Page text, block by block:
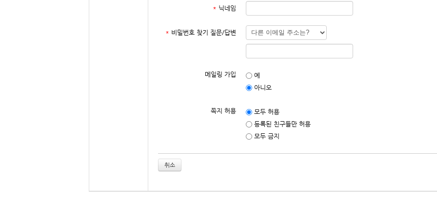
약관의 해석
①회사는 서비스운영을 위해 별도의 운영정책을 마련하여 운영할 수 있으며, 회사는 서비스에 운영정책
②본 약관에서 정하지 아니한 사항이나 해석에 대해서는 별도의 운영정책, 관계법령 또는 상관례에 따릅
이용계약 체결
①이용계약은 "회원"이 되고자 하는 자(이하 "가입신청자")가 약관의 내용에 대하여 동의를 한 다음 회
②"회사"는 "가입신청자"의 신청에 대하여 "서비스" 이용을 승낙함을 원칙으로 합니다. 다만, "회사"는
2.실명이 아니거나 타인의 명의를 이용한 경우
4.이용자의 귀책사유로 인하여 승인이 불가능하거나 기타 규정한 제반 사항을 위반하며 신청하는 경우
③제1항에 따른 신청에 있어 "회사"는 "회원"의 종류에 따라 전문기관을 통한 실명확인 및 본인인증을
④"회사"는 서비스관련설비의 여유가 없거나, 기술상 또는 업무상 문제가 있는 경우에는 승낙을 유보할
⑥이용계약의 성립 시기는 "회사"가 가입완료를 신청절차 상에서 표시한 시점으로 합니다.
⑦"회사"는 "회원"에 대해 회사정책에 따라 등급별로 구분하여 이용시간, 이용횟수, 서비스 메뉴 등을
* 닉네임
* 비밀번호 찾기 질문/답변
메일링 가입
예
아니오
쪽지 허용
모두 허용
등록된 친구들만 허용
모두 금지
취소